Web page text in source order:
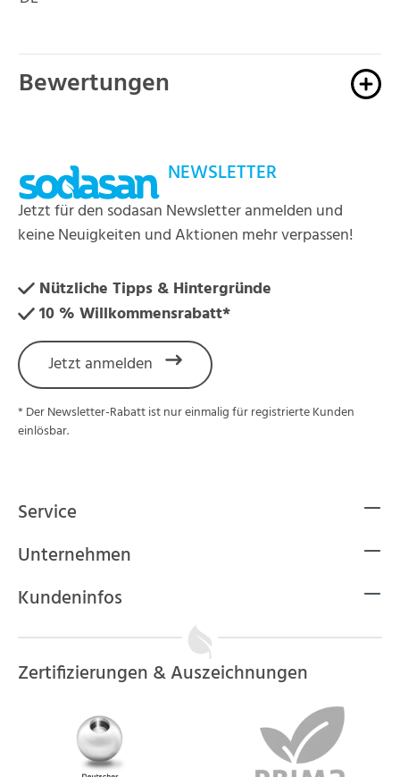
Bewertungen
NEWSLETTER
Jetzt für den sodasan Newsletter anmelden und
keine Neuigkeiten und Aktionen mehr verpassen!
Nützliche Tipps & Hintergründe
10 % Willkommensrabatt*
Jetzt anmelden
* Der Newsletter-Rabatt ist nur einmalig für registrierte Kunden
einlösbar.
Service
Unternehmen
Kundeninfos
Zertifizierungen & Auszeichnungen